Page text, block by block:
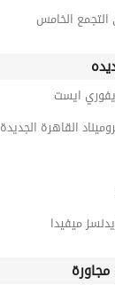
ايست
القاهرة الجديدة
ميفيدا